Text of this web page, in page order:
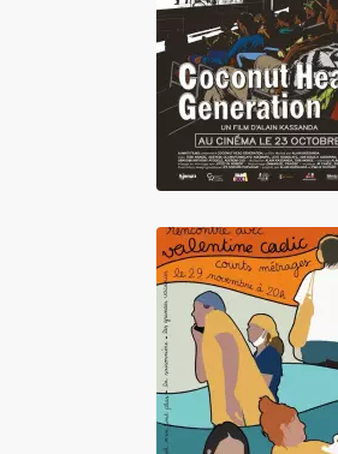
Coconut Head
Generation
Courts métrages
de Valentine Cadic